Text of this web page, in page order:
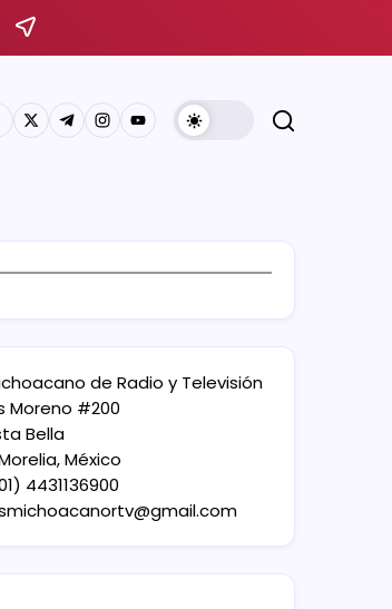
de Radio y Televisión
Moreno #200
Bella
México
4431136900